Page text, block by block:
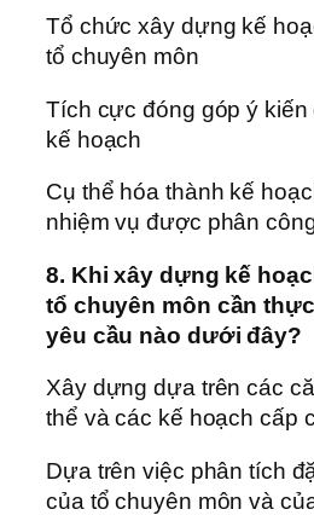
Tổ chức xây dựng kế
tổ chuyên môn
Tích cực đóng góp ý kiến
kế hoạch
Cụ thể hóa thành kế
nhiệm vụ được phân
8. Khi xây dựng kế
tổ chuyên môn cần
yêu cầu nào dưới đây?
Xây dựng dựa trên các
thể và các kế hoạch cấp
Dựa trên việc phân tích
của tổ chuyên môn và